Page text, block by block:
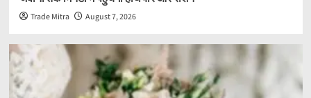
Trade Mitra August 7, 2026